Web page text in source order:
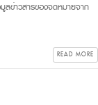
วสารของจดหมายจาก
READ MORE